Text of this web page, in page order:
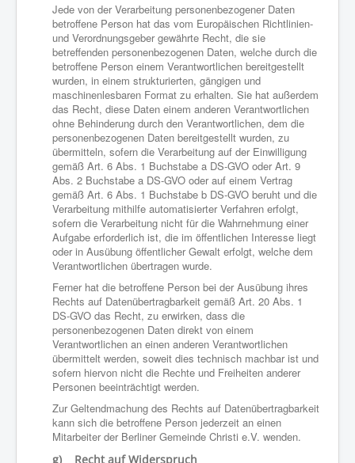
Jede von der Verarbeitung personenbezogener Daten
betroffene Person hat das vom Europäischen Richtlinien-
und Verordnungsgeber gewährte Recht, die sie
betreffenden personenbezogenen Daten, welche durch die
betroffene Person einem Verantwortlichen bereitgestellt
wurden, in einem strukturierten, gängigen und
maschinenlesbaren Format zu erhalten. Sie hat außerdem
das Recht, diese Daten einem anderen Verantwortlichen
ohne Behinderung durch den Verantwortlichen, dem die
personenbezogenen Daten bereitgestellt wurden, zu
übermitteln, sofern die Verarbeitung auf der Einwilligung
gemäß Art. 6 Abs. 1 Buchstabe a DS-GVO oder Art. 9
Abs. 2 Buchstabe a DS-GVO oder auf einem Vertrag
gemäß Art. 6 Abs. 1 Buchstabe b DS-GVO beruht und die
Verarbeitung mithilfe automatisierter Verfahren erfolgt,
sofern die Verarbeitung nicht für die Wahrnehmung einer
Aufgabe erforderlich ist, die im öffentlichen Interesse liegt
oder in Ausübung öffentlicher Gewalt erfolgt, welche dem
Verantwortlichen übertragen wurde.
Ferner hat die betroffene Person bei der Ausübung ihres
Rechts auf Datenübertragbarkeit gemäß Art. 20 Abs. 1
DS-GVO das Recht, zu erwirken, dass die
personenbezogenen Daten direkt von einem
Verantwortlichen an einen anderen Verantwortlichen
übermittelt werden, soweit dies technisch machbar ist und
sofern hiervon nicht die Rechte und Freiheiten anderer
Personen beeinträchtigt werden.
Zur Geltendmachung des Rechts auf Datenübertragbarkeit
kann sich die betroffene Person jederzeit an einen
Mitarbeiter der Berliner Gemeinde Christi e.V. wenden.
g) Recht auf Widerspruch